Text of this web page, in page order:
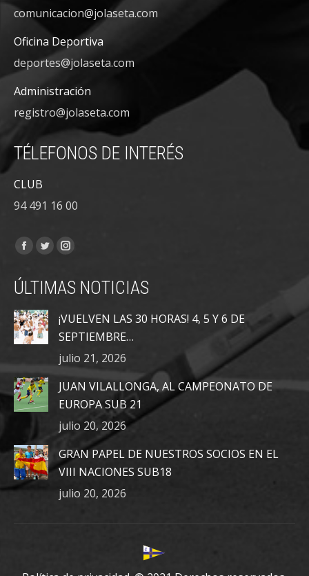
comunicacion@jolaseta.com
Oficina Deportiva
deportes@jolaseta.com
Administración
registro@jolaseta.com
TÉLEFONOS DE INTERÉS
CLUB
94 491 16 00
Encuéntranos en:
Facebook
opens
in
new
window
Twitter
opens
in
new
window
Instagram
opens
new
window
ÚLTIMAS NOTICIAS
¡VUELVEN LAS 30 HORAS! 4, 5 Y 6 DE
SEPTIEMBRE…
julio 21, 2026
JUAN VILALLONGA, AL CAMPEONATO DE
EUROPA SUB 21
julio 20, 2026
GRAN PAPEL DE NUESTROS SOCIOS EN EL
VIII NACIONES SUB18
julio 20, 2026